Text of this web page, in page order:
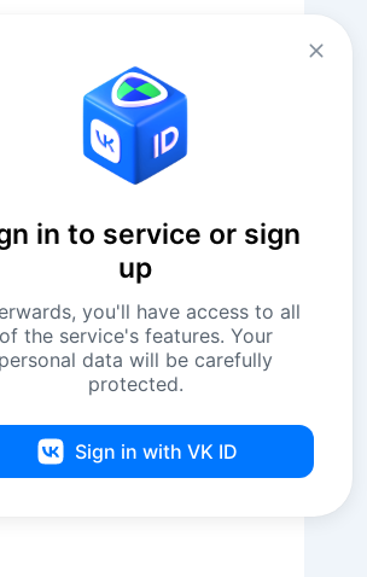
В 15:00
in to service or sign
up
you'll have access to all
of the service's features. Your
personal data will be carefully
protected.
Sign in with VK ID